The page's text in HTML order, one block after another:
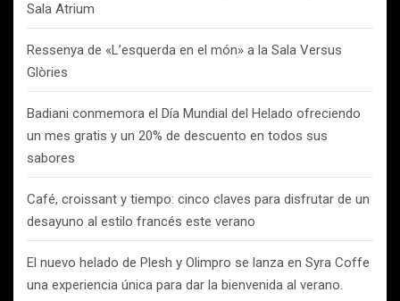
Sala Atrium
Ressenya de «L’esquerda en el món» a la Sala Versus
Glòries
Badiani conmemora el Día Mundial del Helado ofreciendo
un mes gratis y un 20% de descuento en todos sus
sabores
Café, croissant y tiempo: cinco claves para disfrutar de un
desayuno al estilo francés este verano
El nuevo helado de Plesh y Olimpro se lanza en Syra Coffe
una experiencia única para dar la bienvenida al verano.